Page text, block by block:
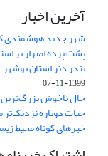
آخرین اخبار
شهر جدید هوشمندی که بیش از 7
پشت پرده اصرار بر
بندر دیّر استان
1399-11-07
حال ناخوش بزرگ‌ترین
حیات دوباره
خبرهای کوتاه محیط